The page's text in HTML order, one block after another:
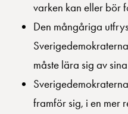
varken kan eller bör
Den mångåriga
måste lära sig av
framför sig, i en mer